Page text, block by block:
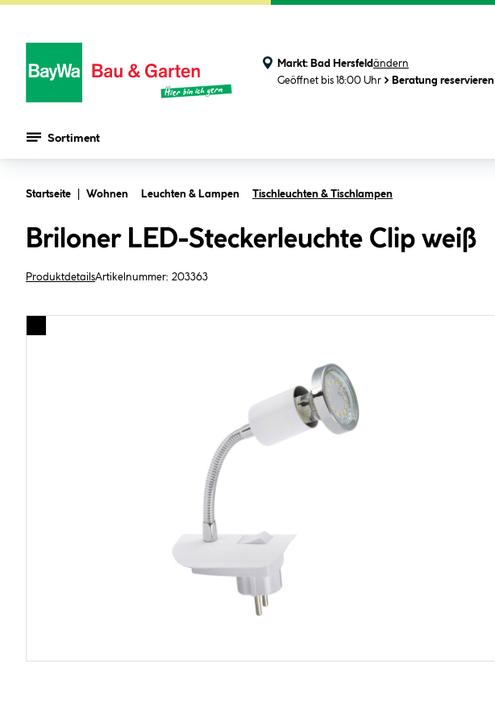
Markt: Bad Hersfeldändern
Geöffnet bis 18:00 Uhr
Beratung reservieren
Sortiment
Startseite Wohnen Leuchten & Lampen Tischleuchten & Tischlampen
Briloner LED-Steckerleuchte Clip weiß
ProduktdetailsArtikelnummer: 203363